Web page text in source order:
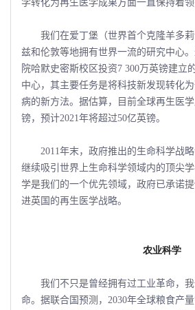
学转化为再生医学成果方面一直保持着领
我们在爱丁堡（世界首个克隆羊多莉
兹和伦敦等地拥有世界一流的研究中心
院哈默史密斯校区投资7 300万英镑建立
中心，其主要任务是将科技新发现转化
病的新方法。据估算，目前全球再生医
镑，预计2021年将超过50亿英镑。
2011年末，政府推出的生命科学战略
继续吸引世界上生命科学领域内的顶尖
学是我们的一个优先领域，政府已承诺
进英国的再生医学战略。
农业科学
我们不只是曾经拥有过工业革命，我
命。据联合国预测，2030年全球粮食产